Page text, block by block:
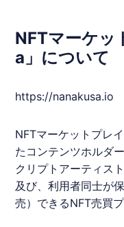
NFTマーケッ
a」について
https://nanakusa.io
NFTマーケットプレ
たコンテンツホルダ
クリプトアーティス
及び、利用者同士が
売）できるNFT売買